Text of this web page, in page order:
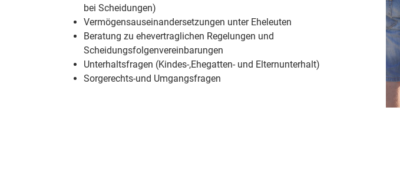
bei Scheidungen)
Vermögensauseinandersetzungen unter Eheleuten
Beratung zu ehevertraglichen Regelungen und
Scheidungsfolgenvereinbarungen
Unterhaltsfragen (Kindes-,Ehegatten- und Elternunterhalt)
Sorgerechts-und Umgangsfragen